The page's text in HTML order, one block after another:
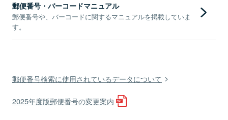
郵便番号・バーコードマニュアル
郵便番号や、バーコードに関するマニュアルを掲載していま
す。
郵便番号検索に使用されているデータについて
2025年度版郵便番号の変更案内